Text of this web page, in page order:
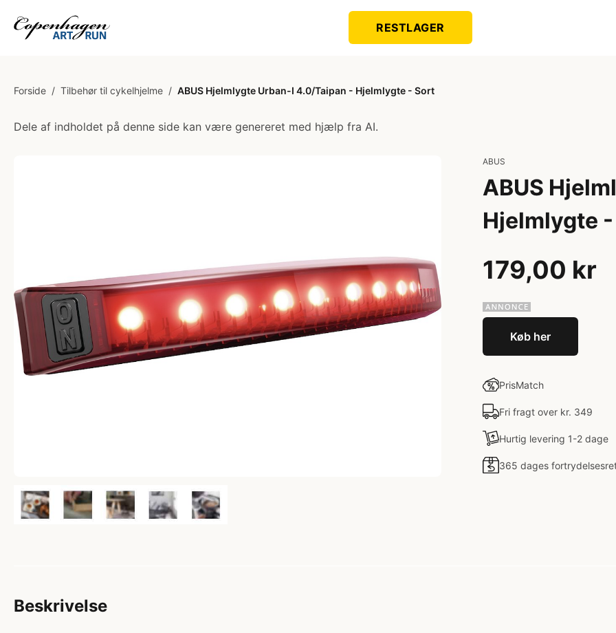
RESTLAGER
Forside / Tilbehør til cykelhjelme / ABUS Hjelmlygte Urban-I 4.0/Taipan - Hjelmlygte - Sort
Dele af indholdet på denne side kan være genereret med hjælp fra AI.
ABUS
ABUS
Hjelmlygte
179,00 kr
Køb her
PrisMatch
Fri fragt over kr. 349
Hurtig levering 1-2 dage
365 dages
Beskrivelse